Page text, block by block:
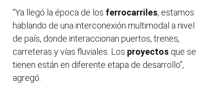
“Ya llegó la época de los ferrocarriles, estamos
hablando de una interconexión multimodal a nivel
de país, donde interaccionan puertos, trenes,
carreteras y vías fluviales. Los proyectos que se
tienen están en diferente etapa de desarrollo”,
agregó.